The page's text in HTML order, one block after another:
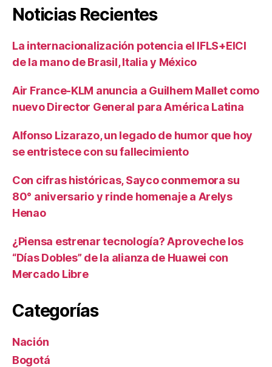
Noticias Recientes
La internacionalización potencia el IFLS+EICI
de la mano de Brasil, Italia y México
Air France-KLM anuncia a Guilhem Mallet como
nuevo Director General para América Latina
Alfonso Lizarazo, un legado de humor que hoy
se entristece con su fallecimiento
Con cifras históricas, Sayco conmemora su
80° aniversario y rinde homenaje a Arelys
Henao
¿Piensa estrenar tecnología? Aproveche los
“Días Dobles” de la alianza de Huawei con
Mercado Libre
Categorías
Nación
Bogotá